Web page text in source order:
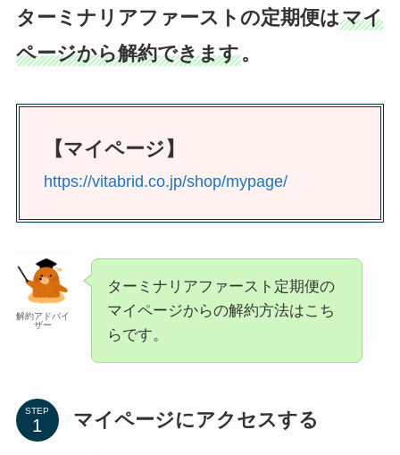
ターミナリアファーストの定期便はマイ
ページから解約できます。
【マイページ】
https://vitabrid.co.jp/shop/mypage/
解約アドバイ
ザー
ターミナリアファースト定期便の
マイページからの解約方法はこち
らです。
STEP マイページにアクセスする